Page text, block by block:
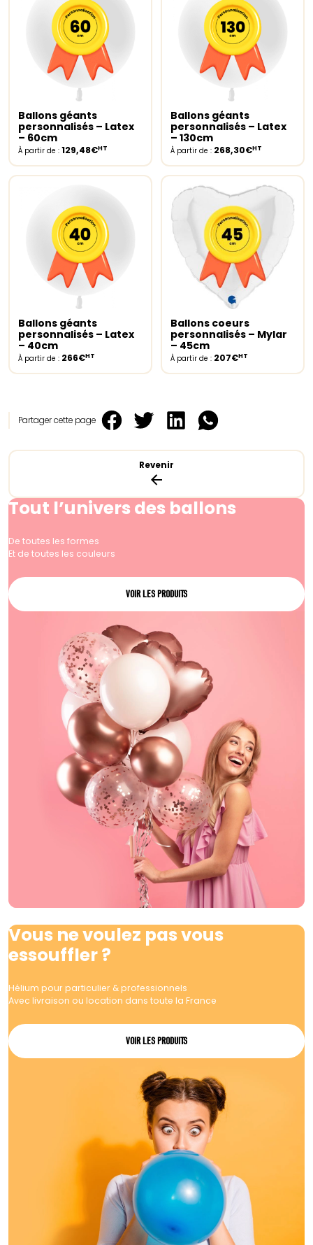
Revenir
Select options
Ballons géants
personnalisés – Latex
– 60cm
À partir de : 129,48€HT
Select options
Ballons géants
personnalisés – Latex
– 130cm
À partir de : 268,30€HT
Select options
Ballons géants
personnalisés – Latex
– 40cm
À partir de : 266€HT
Select options
Ballons coeurs
personnalisés – Mylar
– 45cm
À partir de : 207€HT
Partager cette page
Tout l’univers des ballons
De toutes les formes
Et de toutes les couleurs
VOIR LES PRODUITS
Vous ne voulez pas vous
essouffler ?
Hélium pour particulier & professionnels
Avec livraison ou location dans toute la France
VOIR LES PRODUITS